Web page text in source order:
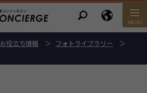
お役立ち情報
フォトライブラリー